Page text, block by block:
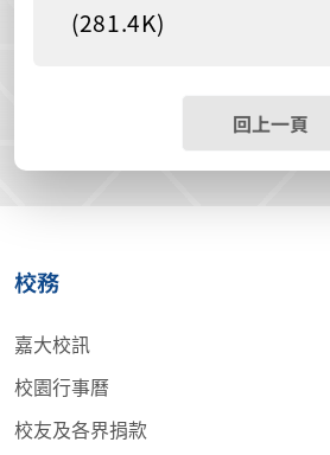
(281.4K)
回上一頁
校務
嘉大校訊
校園行事曆
校友及各界捐款